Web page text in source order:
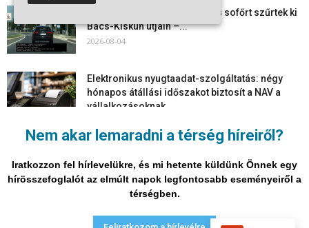
Nem akar lemaradni a térség híreiről?
Iratkozzon fel hírlevelükre, és mi hetente küldünk Önnek egy
hírösszefoglalót az elmúlt napok legfontosabb eseményeiről a
térségben.
Több száz gyorshajtót és ittas sofőrt szűrtek ki
Bács-Kiskun útjain –...
2026-08-04
Elektronikus nyugtaadat-szolgáltatás: négy
hónapos átállási időszakot biztosít a NAV a
vállalkozásoknak
Megjelent a 2026/2027-es tanév rendje – itt
vannak a legfontosabb dátumok
2026-08-03